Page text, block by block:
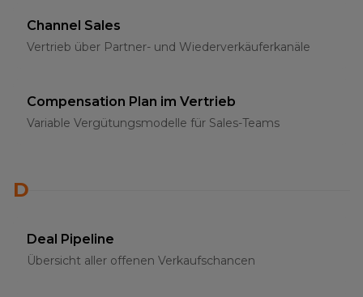
Channel Sales
Vertrieb über Partner- und Wiederverkäuferkanäle
Compensation Plan im Vertrieb
Variable Vergütungsmodelle für Sales-Teams
D
Deal Pipeline
Übersicht aller offenen Verkaufschancen